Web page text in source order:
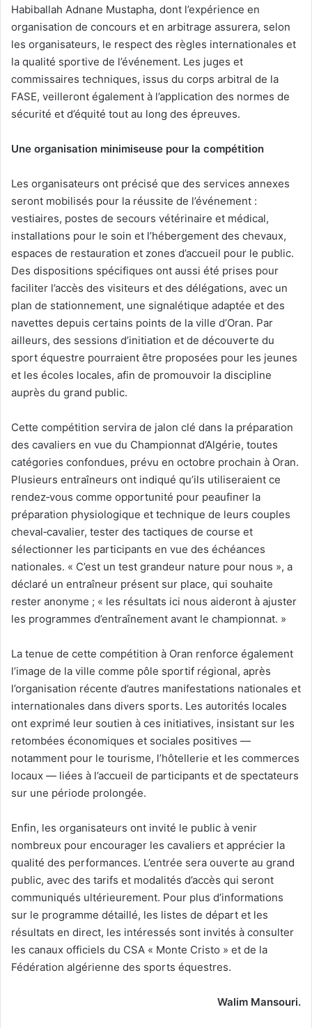
Habiballah Adnane Mustapha, dont l’expérience en
organisation de concours et en arbitrage assurera, selon
les organisateurs, le respect des règles internationales et
la qualité sportive de l’événement. Les juges et
commissaires techniques, issus du corps arbitral de la
FASE, veilleront également à l’application des normes de
sécurité et d’équité tout au long des épreuves.
Une organisation minimiseuse pour la compétition
Les organisateurs ont précisé que des services annexes
seront mobilisés pour la réussite de l’événement :
vestiaires, postes de secours vétérinaire et médical,
installations pour le soin et l’hébergement des chevaux,
espaces de restauration et zones d’accueil pour le public.
Des dispositions spécifiques ont aussi été prises pour
faciliter l’accès des visiteurs et des délégations, avec un
plan de stationnement, une signalétique adaptée et des
navettes depuis certains points de la ville d’Oran. Par
ailleurs, des sessions d’initiation et de découverte du
sport équestre pourraient être proposées pour les jeunes
et les écoles locales, afin de promouvoir la discipline
auprès du grand public.
Cette compétition servira de jalon clé dans la préparation
des cavaliers en vue du Championnat d’Algérie, toutes
catégories confondues, prévu en octobre prochain à Oran.
Plusieurs entraîneurs ont indiqué qu’ils utiliseraient ce
rendez‑vous comme opportunité pour peaufiner la
préparation physiologique et technique de leurs couples
cheval‑cavalier, tester des tactiques de course et
sélectionner les participants en vue des échéances
nationales. « C’est un test grandeur nature pour nous », a
déclaré un entraîneur présent sur place, qui souhaite
rester anonyme ; « les résultats ici nous aideront à ajuster
les programmes d’entraînement avant le championnat. »
La tenue de cette compétition à Oran renforce également
l’image de la ville comme pôle sportif régional, après
l’organisation récente d’autres manifestations nationales et
internationales dans divers sports. Les autorités locales
ont exprimé leur soutien à ces initiatives, insistant sur les
retombées économiques et sociales positives —
notamment pour le tourisme, l’hôtellerie et les commerces
locaux — liées à l’accueil de participants et de spectateurs
sur une période prolongée.
Enfin, les organisateurs ont invité le public à venir
nombreux pour encourager les cavaliers et apprécier la
qualité des performances. L’entrée sera ouverte au grand
public, avec des tarifs et modalités d’accès qui seront
communiqués ultérieurement. Pour plus d’informations
sur le programme détaillé, les listes de départ et les
résultats en direct, les intéressés sont invités à consulter
les canaux officiels du CSA « Monte Cristo » et de la
Fédération algérienne des sports équestres.
Walim Mansouri.